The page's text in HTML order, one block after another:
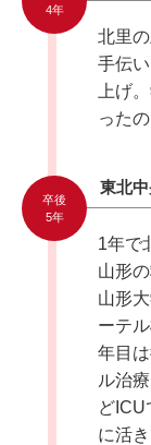
4年
北里
手伝
上げ
った
卒後
5年
東北
1年で
山形
山形
ーテ
年目
ル治
どICU
に活